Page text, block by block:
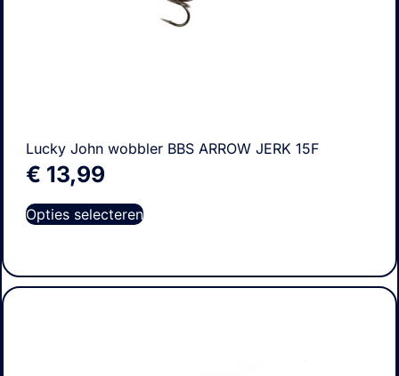
Lucky John wobbler BBS ARROW JERK 15F
€ 13,99
Opties selecteren